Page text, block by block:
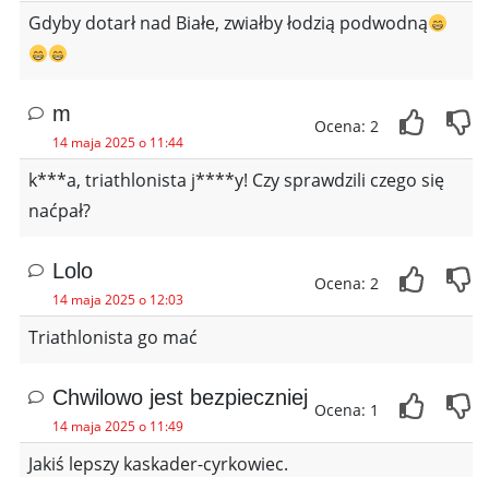
Gdyby dotarł nad Białe, zwiałby łodzią podwodną
m
14 maja 2025 o 11:44
Ocena: 2
k***a, triathlonista j****y! Czy sprawdzili czego się
naćpał?
Lolo
14 maja 2025 o 12:03
Ocena: 2
Triathlonista go mać
Chwilowo jest bezpieczniej
14 maja 2025 o 11:49
Ocena: 1
Jakiś lepszy kaskader-cyrkowiec.